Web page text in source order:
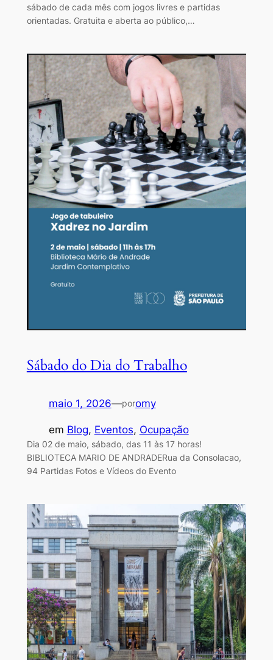
sábado de cada mês com jogos livres e partidas
orientadas. Gratuita e aberta ao público,…
Sábado do Dia do Trabalho
maio 1, 2026—poromy
em Blog, Eventos, Ocupação
Dia 02 de maio, sábado, das 11 às 17 horas!
BIBLIOTECA MARIO DE ANDRADERua da Consolacao,
94 Partidas Fotos e Vídeos do Evento